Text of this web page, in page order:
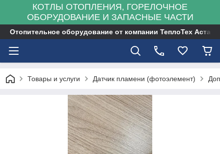
КОТЛЫ ОТОПЛЕНИЯ, ГОРЕЛОЧНОЕ
ОБОРУДОВАНИЕ И ЗАПАСНЫЕ ЧАСТИ
Отопительное оборудование от компании ТеплоТех Астана
Товары и услуги Датчик пламени (фотоэлемент)